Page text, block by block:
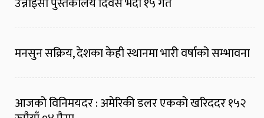
मनसुन सक्रिय, देशका केही स्थानमा भारी वर्षाको सम्भावना
आजको विनिमयदर : अमेरिकी डलर एकको खरिददर १५२